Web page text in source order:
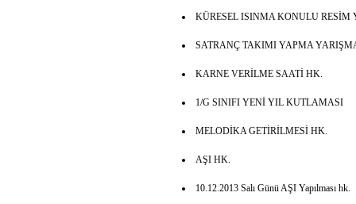
KÜRESEL ISINMA KONULU RESİM
SATRANÇ TAKIMI YAPMA
KARNE VERİLME SAATİ HK.
1/G SINIFI YENİ YIL KUTLAMASI
MELODİKA GETİRİLMESİ HK.
AŞI HK.
10.12.2013 Salı Günü AŞI Yapılması hk.